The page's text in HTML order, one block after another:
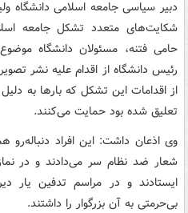
دبیر سیاسی جامعه اسلامی دانشگاه
شکایت‌های متعدد تشکل جامعه
حامی فتنه، مسئولان دانشگاه
رئیس دانشگاه از اقدام علیه نشر
از اقدامات این تشکل که بارها به
تعلیق شده بود حمایت می‌کنند.
شعار ضد نظام سر می‌دادند و در
ایستادند و در مراسم تدفین یار
بی‌حرمتی به آن بزرگوار را داشتند.